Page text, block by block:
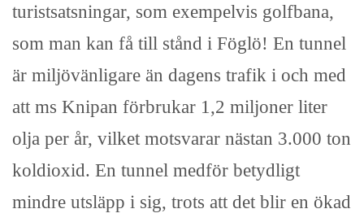
turistsatsningar, som exempelvis golfbana,
som man kan få till stånd i Föglö! En tunnel
är miljövänligare än dagens trafik i och med
att ms Knipan förbrukar 1,2 miljoner liter
olja per år, vilket motsvarar nästan 3.000 ton
koldioxid. En tunnel medför betydligt
mindre utsläpp i sig, trots att det blir en ökad